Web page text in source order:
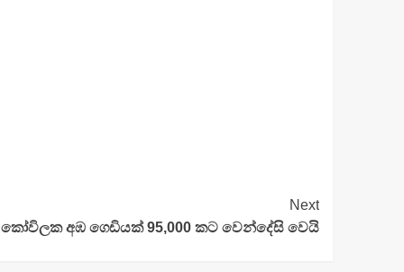
Next
කෝවිලක අඹ ගෙඩියක් 95,000 කට වෙන්දේසි වෙයි